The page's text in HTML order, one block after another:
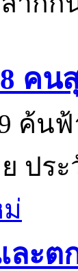
คน
9 ค้น
ประ
ละต